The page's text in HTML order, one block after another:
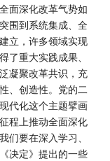
面深化改革气势如
围到系统集成、全
立，许多领域实现
了重大实践成果、
凝聚改革共识，充
、创造性。党的二
代化这个主题擘画
程上推动全面深化
们要在深入学习、
决定》提出的一些